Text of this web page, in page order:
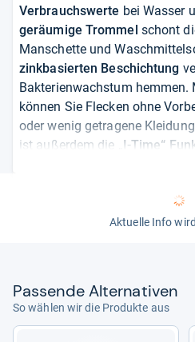
Verbrauchswerte bei Wasser
geräumige Trommel schont
Manschette und
zinkbasierten Beschichtung
Bakterienwachstum hemmen.
können Sie Flecken ohne
oder wenig getragene
ist außerdem die „ I-Time“
durch die beleuchtete Trommel
Vollwasserschutz, den viele
vonMarguerita
Aktuelle Info
Pas­sende Alter­na­ti­ven
So wählen wir die Produkte aus